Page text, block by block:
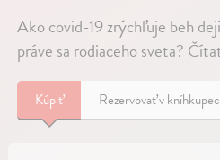
Ako covid-19 zrýchľuje beh
práve sa rodiaceho sveta?
Kúpiť Rezervovať v